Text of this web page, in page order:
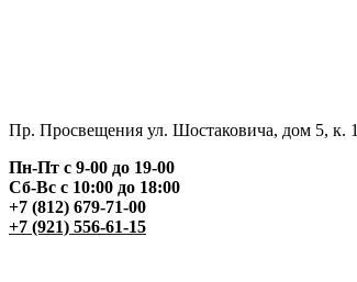
Пр. Просвещения ул. Шостаковича, дом 5, к. 1
Пн-Пт с 9-00 до 19-00
Сб-Вс с 10:00 до 18:00
+7 (812) 679-71-00
+7 (921) 556-61-15